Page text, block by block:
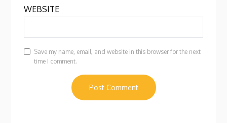
WEBSITE
Save my name, email, and website in this browser for the next
time I comment.